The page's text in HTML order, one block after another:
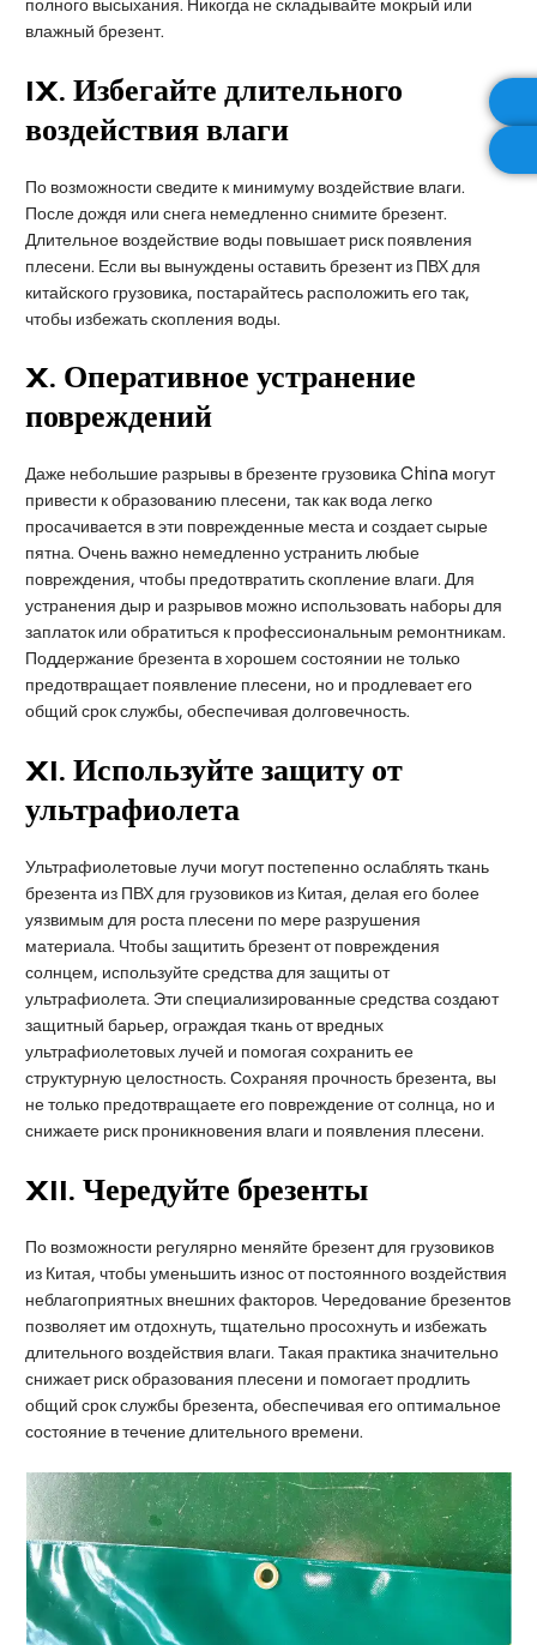
полного высыхания. Никогда не складывайте мокрый или
влажный брезент.
IX. Избегайте длительного
воздействия влаги
По возможности сведите к минимуму воздействие влаги.
После дождя или снега немедленно снимите брезент.
Длительное воздействие воды повышает риск появления
плесени. Если вы вынуждены оставить брезент из ПВХ для
китайского грузовика, постарайтесь расположить его так,
чтобы избежать скопления воды.
X. Оперативное устранение
повреждений
Даже небольшие разрывы в брезенте грузовика China могут
привести к образованию плесени, так как вода легко
просачивается в эти поврежденные места и создает сырые
пятна. Очень важно немедленно устранить любые
повреждения, чтобы предотвратить скопление влаги. Для
устранения дыр и разрывов можно использовать наборы для
заплаток или обратиться к профессиональным ремонтникам.
Поддержание брезента в хорошем состоянии не только
предотвращает появление плесени, но и продлевает его
общий срок службы, обеспечивая долговечность.
XI. Используйте защиту от
ультрафиолета
Ультрафиолетовые лучи могут постепенно ослаблять ткань
брезента из ПВХ для грузовиков из Китая, делая его более
уязвимым для роста плесени по мере разрушения
материала. Чтобы защитить брезент от повреждения
солнцем, используйте средства для защиты от
ультрафиолета. Эти специализированные средства создают
защитный барьер, ограждая ткань от вредных
ультрафиолетовых лучей и помогая сохранить ее
структурную целостность. Сохраняя прочность брезента, вы
не только предотвращаете его повреждение от солнца, но и
снижаете риск проникновения влаги и появления плесени.
XII. Чередуйте брезенты
По возможности регулярно меняйте брезент для грузовиков
из Китая, чтобы уменьшить износ от постоянного воздействия
неблагоприятных внешних факторов. Чередование брезентов
позволяет им отдохнуть, тщательно просохнуть и избежать
длительного воздействия влаги. Такая практика значительно
снижает риск образования плесени и помогает продлить
общий срок службы брезента, обеспечивая его оптимальное
состояние в течение длительного времени.